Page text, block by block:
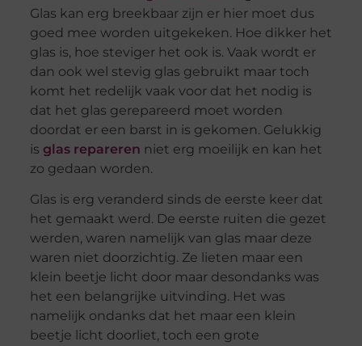
Glas kan erg breekbaar zijn er hier moet dus
goed mee worden uitgekeken. Hoe dikker het
glas is, hoe steviger het ook is. Vaak wordt er
dan ook wel stevig glas gebruikt maar toch
komt het redelijk vaak voor dat het nodig is
dat het glas gerepareerd moet worden
doordat er een barst in is gekomen. Gelukkig
is glas repareren niet erg moeilijk en kan het
zo gedaan worden.
Glas is erg veranderd sinds de eerste keer dat
het gemaakt werd. De eerste ruiten die gezet
werden, waren namelijk van glas maar deze
waren niet doorzichtig. Ze lieten maar een
klein beetje licht door maar desondanks was
het een belangrijke uitvinding. Het was
namelijk ondanks dat het maar een klein
beetje licht doorliet, toch een grote